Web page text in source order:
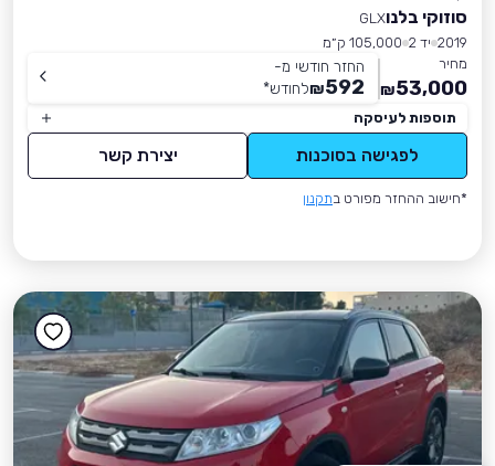
סוזוקי בלנוGLX
2019 יד 2
105,000 ק״מ
מחיר
53,000
₪
החזר חודשי מ-
592
₪לחודש*
תוספות לעיסקה
לפגישה בסוכנות יצירת קשר
*חישוב ההחזר מפורט בתקנון